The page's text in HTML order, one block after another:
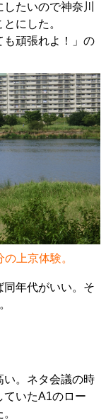
たいので神奈川
にした。
も頑張れよ！」の
上京体験。
同年代がいい。そ
い。ネタ会議の時
ていたA1のロー